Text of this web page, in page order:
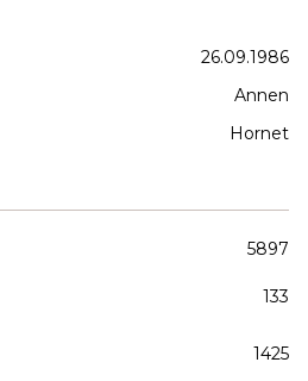
26.09.1986
Annen
Hornet
5897
133
1425